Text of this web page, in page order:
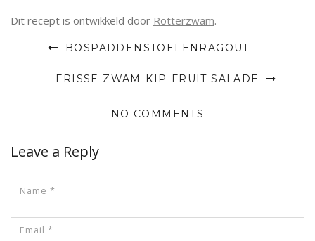
Dit recept is ontwikkeld door Rotterzwam.
BOSPADDENSTOELENRAGOUT
FRISSE ZWAM-KIP-FRUIT SALADE
NO COMMENTS
Leave a Reply